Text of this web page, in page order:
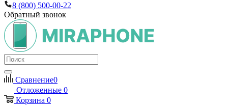
8 (800) 500-00-22
Обратный звонок
Сравнение0
Отложенные 0
Корзина 0